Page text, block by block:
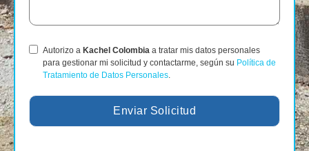
Autorizo a Kachel Colombia a tratar mis datos personales
para gestionar mi solicitud y contactarme, según su Política de
Tratamiento de Datos Personales
Enviar Solicitud